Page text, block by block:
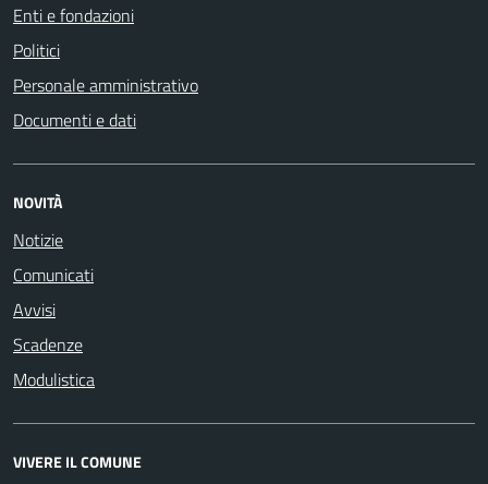
Enti e fondazioni
Politici
Personale amministrativo
Documenti e dati
NOVITÀ
Notizie
Comunicati
Avvisi
Scadenze
Modulistica
VIVERE IL COMUNE